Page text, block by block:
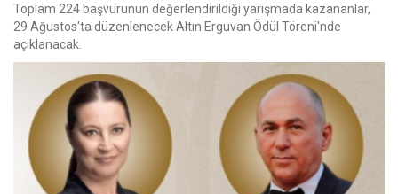
Toplam 224 başvurunun değerlendirildiği yarışmada kazananlar,
29 Ağustos'ta düzenlenecek Altın Erguvan Ödül Töreni'nde
açıklanacak.